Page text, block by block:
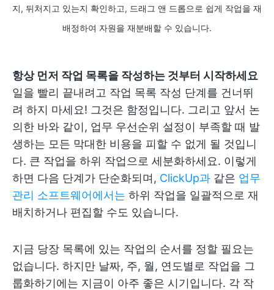
지, 뒤처지고 있는지 확인하고, 드래그 앤 드롭으로 쉽게 작업을 재
배정하여 자원을 재분배할 수 있습니다.
항상 먼저 작업 목록을 작성하는 것부터 시작하세요
일을 빨리 끝내려고 작업 목록 작성 단계를 건너뛰
려 하지 마세요! 그것은 함정입니다. 그리고 앞서 논
의한 바와 같이, 업무 우선순위 설정이 부족할 때 발
생하는 모든 막대한 비용을 피할 수 없게 될 것입니
다. 큰 작업을 하위 작업으로 세분화하세요. 이렇게
하면 다음 단계가 단순화되며, ClickUp과 같은 업무
관리 소프트웨어에서는 하위 작업을 일괄적으로 재
배치하거나 편집할 수도 있습니다.
지금 당장 목록에 있는 작업의 순서를 정할 필요는
없습니다. 하지만 날짜, 주, 월, 연도별로 작업을 그
룹화하기에는 지금이 아주 좋은 시기입니다. 각 작